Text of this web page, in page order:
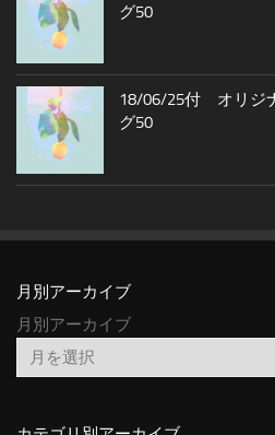
グ50
18/06/25付 オリジ
グ50
月別アーカイブ
月別アーカイブ